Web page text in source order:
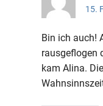
15.
Bin ich auch!
rausgeflogen
kam Alina.